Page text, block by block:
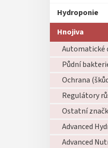
Hydroponie
Hnojiva
Automatické
Půdní
Regulátory
Ostatní
Advanced
Advanced